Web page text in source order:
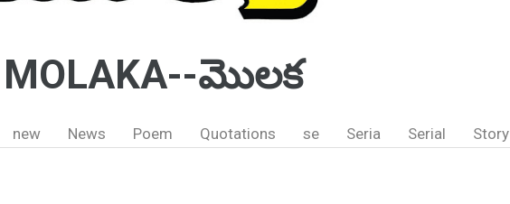
MOLAKA--మొలక
new News Poem Quotations se Seria Serial Story